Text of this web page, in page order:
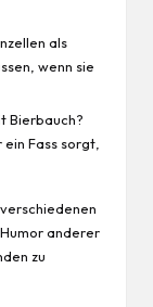
als
wenn sie
Bierbauch?
ein Fass sorgt,
anderer
zu